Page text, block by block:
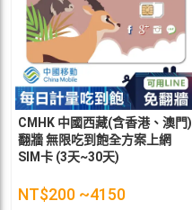
CMHK 中國西藏(含香港、澳門)
翻牆 無限吃到飽全方案上網
SIM卡 (3天~30天)
NT$200 ~4150